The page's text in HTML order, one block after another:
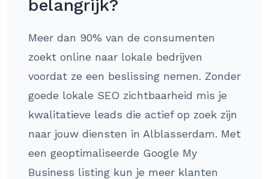
belangrijk?
Meer dan 90% van de consumenten
zoekt online naar lokale bedrijven
voordat ze een beslissing nemen. Zonder
goede lokale SEO zichtbaarheid mis je
kwalitatieve leads die actief op zoek zijn
naar jouw diensten in Alblasserdam. Met
een geoptimaliseerde Google My
Business listing kun je meer klanten